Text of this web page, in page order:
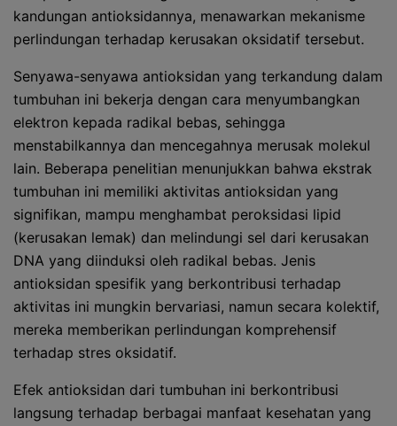
kandungan antioksidannya, menawarkan mekanisme
perlindungan terhadap kerusakan oksidatif tersebut.
Senyawa-senyawa antioksidan yang terkandung dalam
tumbuhan ini bekerja dengan cara menyumbangkan
elektron kepada radikal bebas, sehingga
menstabilkannya dan mencegahnya merusak molekul
lain. Beberapa penelitian menunjukkan bahwa ekstrak
tumbuhan ini memiliki aktivitas antioksidan yang
signifikan, mampu menghambat peroksidasi lipid
(kerusakan lemak) dan melindungi sel dari kerusakan
DNA yang diinduksi oleh radikal bebas. Jenis
antioksidan spesifik yang berkontribusi terhadap
aktivitas ini mungkin bervariasi, namun secara kolektif,
mereka memberikan perlindungan komprehensif
terhadap stres oksidatif.
Efek antioksidan dari tumbuhan ini berkontribusi
langsung terhadap berbagai manfaat kesehatan yang